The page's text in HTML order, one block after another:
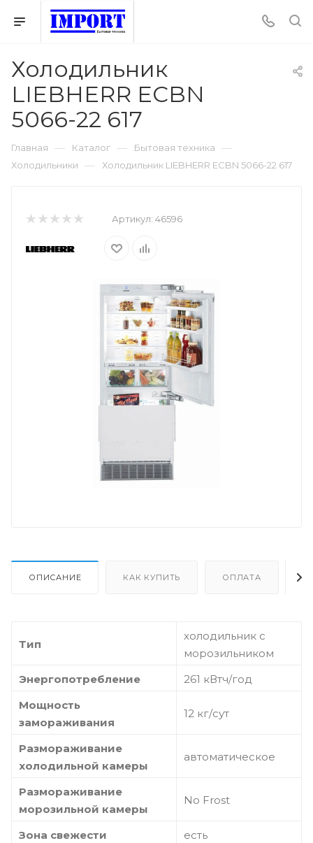
Холодильник
LIEBHERR ECBN
5066-22 617
Главная — Каталог — Бытовая техника —
Холодильники — Холодильник LIEBHERR ECBN 5066-22 617
Артикул: 46596
ОПИСАНИЕ КАК КУПИТЬ ОПЛАТА
Тип
холодильник с
морозильником
Энергопотребление
261 кВтч/год
Мощность
замораживания
12 кг/сут
Размораживание
холодильной камеры
автоматическое
Размораживание
морозильной камеры
No Frost
Зона свежести
есть